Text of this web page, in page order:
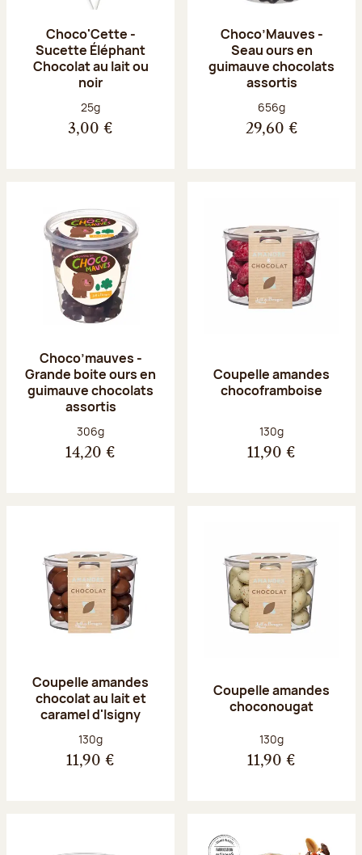
Choco'Cette -
Sucette Éléphant
Chocolat au lait ou
noir
Poids net :
25g
3,00 €
Choco’Mauves -
Seau ours en
guimauve chocolats
assortis
Poids net :
656g
29,60 €
Choco’mauves -
Grande boite ours en
guimauve chocolats
assortis
Poids net :
306g
14,20 €
Coupelle amandes
chocoframboise
Poids net :
130g
11,90 €
Coupelle amandes
chocolat au lait et
caramel d'Isigny
Poids net :
130g
11,90 €
Coupelle amandes
choconougat
Poids net :
130g
11,90 €